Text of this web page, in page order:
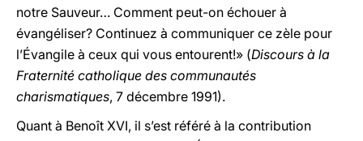
notre Sauveur… Comment peut-on échouer à
évangéliser? Continuez à communiquer ce zèle pour
l’Évangile à ceux qui vous entourent!» (Discours à la
Fraternité catholique des communautés
charismatiques, 7 décembre 1991).
Quant à Benoît XVI, il s’est référé à la contribution